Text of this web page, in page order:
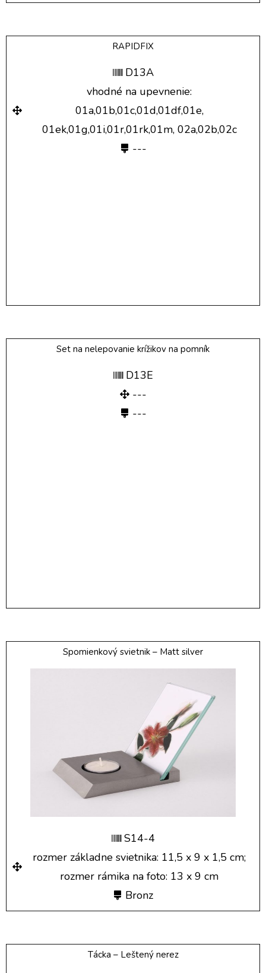
RAPIDFIX
D13A
vhodné na upevnenie:
01a,01b,01c,01d,01df,01e,
01ek,01g,01i,01r,01rk,01m, 02a,02b,02c
---
Set na nelepovanie krížikov na pomník
D13E
---
---
Spomienkový svietnik – Matt silver
S14-4
rozmer základne svietnika: 11,5 x 9 x 1,5 cm;
rozmer rámika na foto: 13 x 9 cm
Bronz
Tácka – Leštený nerez